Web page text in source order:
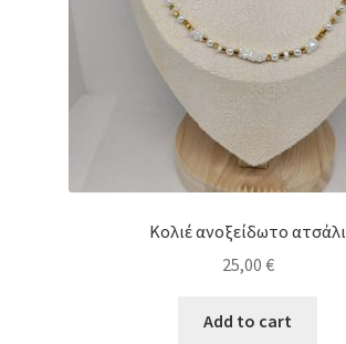
Κολιέ ανοξείδωτο ατσάλι
25,00 €
Add to cart